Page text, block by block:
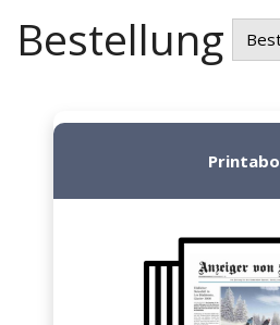
Bestellung
Printabo